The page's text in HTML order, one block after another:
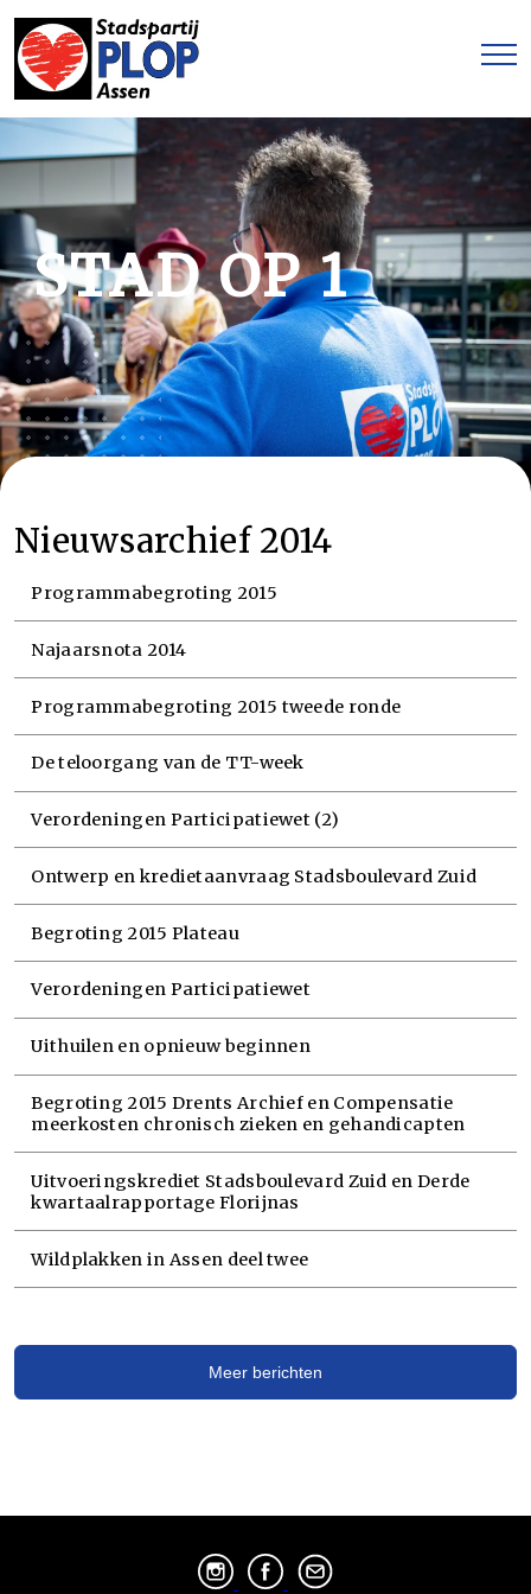
STAD OP 1
Nieuwsarchief 2014
Programmabegroting 2015
Najaarsnota 2014
Programmabegroting 2015 tweede ronde
De teloorgang van de TT-week
Verordeningen Participatiewet (2)
Ontwerp en kredietaanvraag Stadsboulevard Zuid
Begroting 2015 Plateau
Verordeningen Participatiewet
Uithuilen en opnieuw beginnen
Begroting 2015 Drents Archief en Compensatie
meerkosten chronisch zieken en gehandicapten
Uitvoeringskrediet Stadsboulevard Zuid en Derde
kwartaalrapportage Florijnas
Wildplakken in Assen deel twee
Meer berichten